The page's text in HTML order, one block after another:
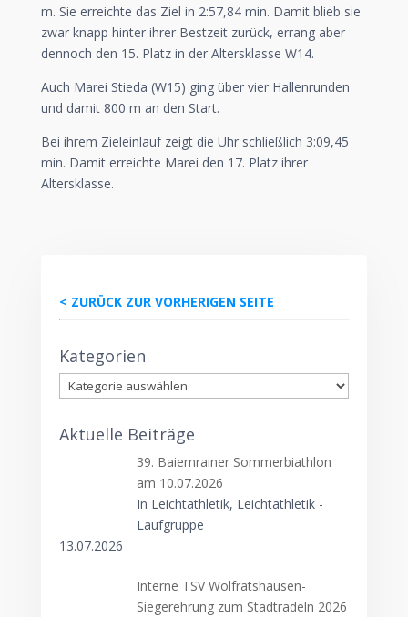
m. Sie erreichte das Ziel in 2:57,84 min. Damit blieb sie
zwar knapp hinter ihrer Bestzeit zurück, errang aber
dennoch den 15. Platz in der Altersklasse W14.
Auch Marei Stieda (W15) ging über vier Hallenrunden
und damit 800 m an den Start.
Bei ihrem Zieleinlauf zeigt die Uhr schließlich 3:09,45
min. Damit erreichte Marei den 17. Platz ihrer
Altersklasse.
< ZURÜCK ZUR VORHERIGEN SEITE
Kategorien
Kategorien
Aktuelle Beiträge
39. Baiernrainer Sommerbiathlon
am 10.07.2026
In Leichtathletik, Leichtathletik -
Laufgruppe
13.07.2026
Interne TSV Wolfratshausen-
Siegerehrung zum Stadtradeln 2026